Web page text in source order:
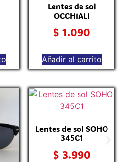
Lentes de sol
OCCHIALI
$ 1.090
Añadir al carrito
Lentes de sol SOHO
345C1
$ 3.990